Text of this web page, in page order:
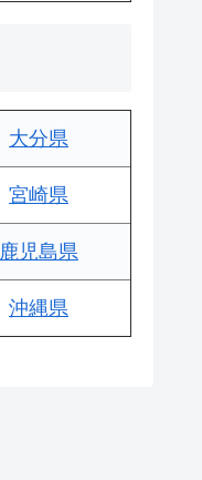
大分県
宮崎県
鹿児島県
沖縄県